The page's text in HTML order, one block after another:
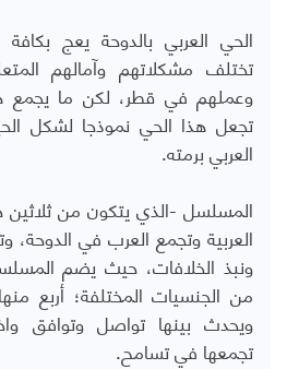
الحي العربي بالدوحة يعج بكافة
تختلف مشكلاتهم وآمالهم
وعملهم في قطر، لكن ما يجمع
تجعل هذا الحي نموذجا لشكل
العربي برمته.
المسلسل -الذي يتكون من ثلاثين
العربية وتجمع العرب في الدوحة،
ونبذ الخلافات، حيث يضم
من الجنسيات المختلفة؛ أربع
ويحدث بينها تواصل وتوافق
تجمعها في تسامح.